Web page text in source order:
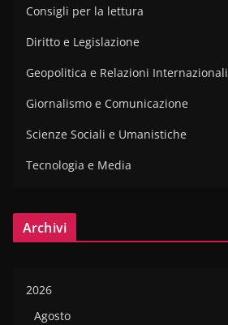
Consigli per la lettura
Diritto e Legislazione
Geopolitica e Relazioni Internazionali
Giornalismo e Comunicazione
Scienze Sociali e Umanistiche
Tecnologia e Media
Archivi
2026
Agosto